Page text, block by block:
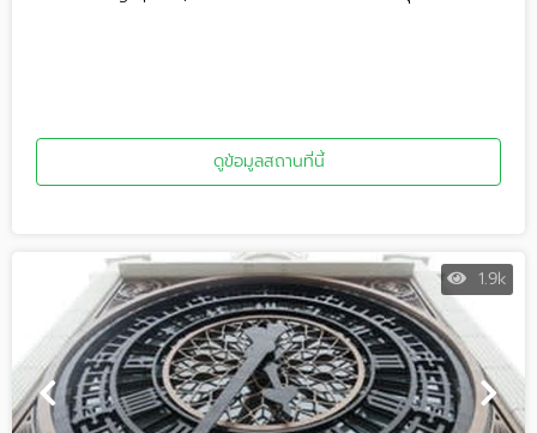
ดูข้อมูลสถานที่นี้
1.9k